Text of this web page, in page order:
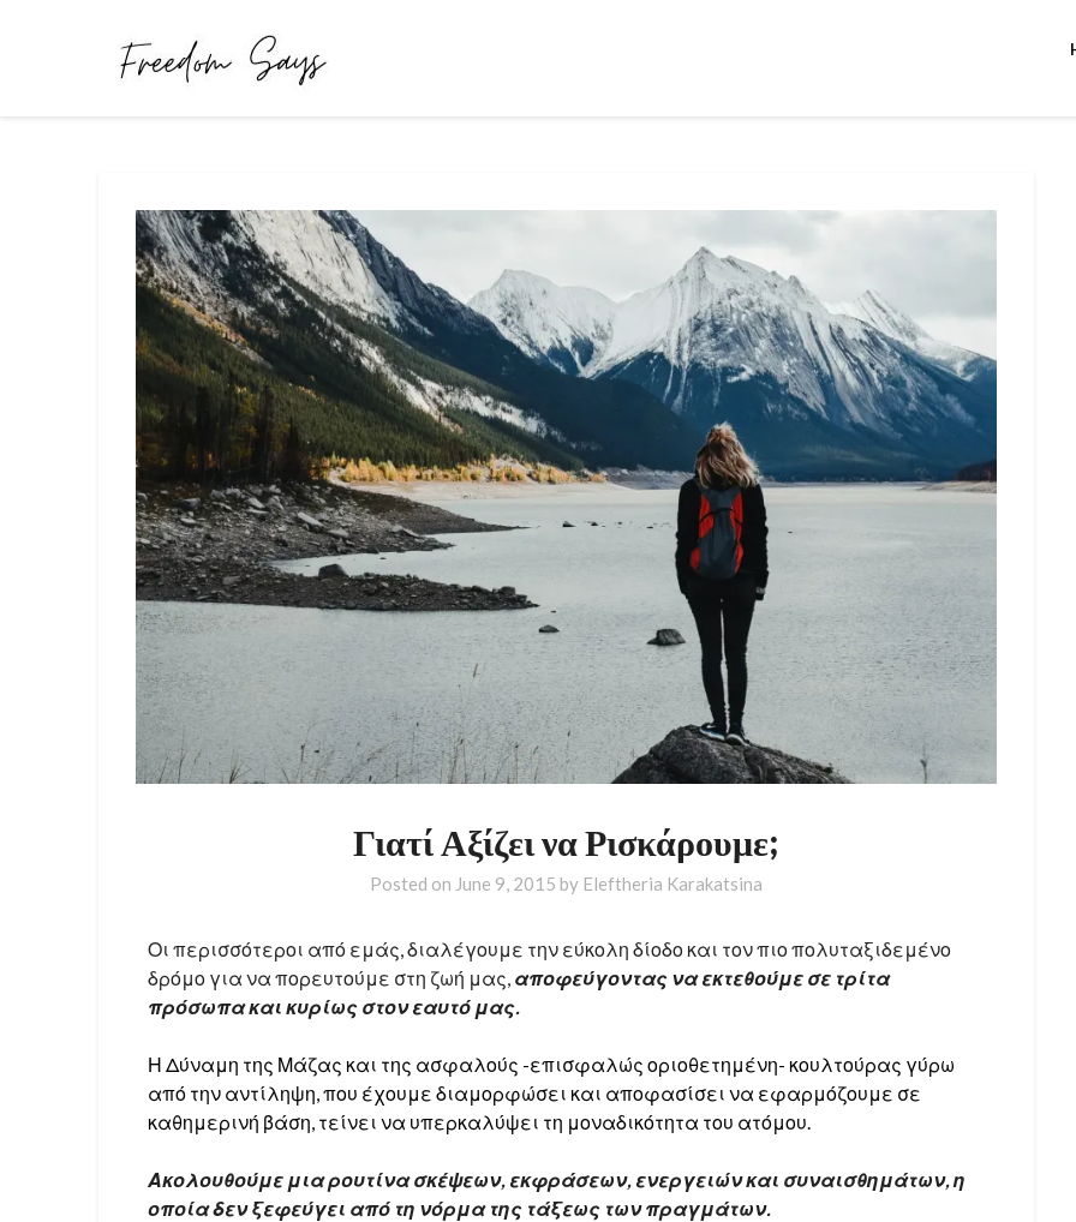
Γιατί Αξίζει να Ρισκάρουμε;
Posted on June 9, 2015 by Eleftheria Karakatsina
Οι περισσότεροι από εμάς, διαλέγουμε την εύκολη δίοδο και τον πιο πολυταξιδεμένο
δρόμο για να πορευτούμε στη ζωή μας, αποφεύγοντας να εκτεθούμε σε τρίτα
πρόσωπα και κυρίως στον εαυτό μας.
Η Δύναμη της Μάζας και της ασφαλούς -επισφαλώς οριοθετημένη- κουλτούρας γύρω
από την αντίληψη, που έχουμε διαμορφώσει και αποφασίσει να εφαρμόζουμε σε
καθημερινή βάση, τείνει να υπερκαλύψει τη μοναδικότητα του ατόμου.
Ακολουθούμε μια ρουτίνα σκέψεων, εκφράσεων, ενεργειών και συναισθημάτων, η
οποία δεν ξεφεύγει από τη νόρμα της τάξεως των πραγμάτων.